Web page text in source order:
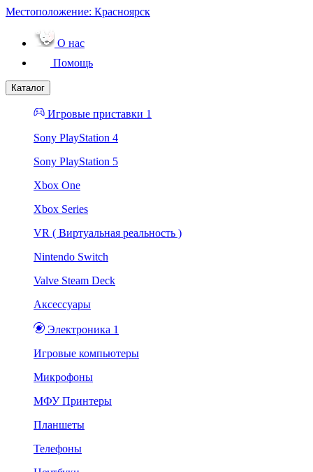
Местоположение: Красноярск
О нас
Помощь
Каталог
Игровые приставки 1
Sony PlayStation 4
Sony PlayStation 5
Xbox One
Xbox Series
VR ( Виртуальная реальность )
Nintendo Switch
Valve Steam Deck
Аксессуары
Электроника 1
Игровые компьютеры
Микрофоны
МФУ Принтеры
Планшеты
Телефоны